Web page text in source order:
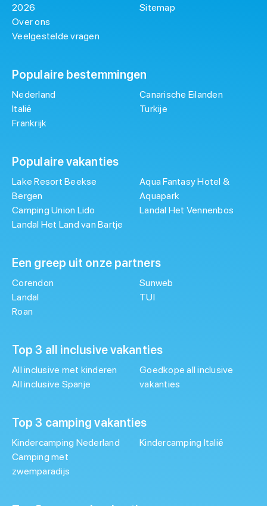
2026
Over ons
Veelgestelde vragen
Sitemap
Populaire bestemmingen
Nederland
Italië
Frankrijk
Canarische Eilanden
Turkije
Populaire vakanties
Lake Resort Beekse
Bergen
Camping Union Lido
Landal Het Land van Bartje
Aqua Fantasy Hotel &
Aquapark
Landal Het Vennenbos
Een greep uit onze partners
Corendon
Landal
Roan
Sunweb
TUI
Top 3 all inclusive vakanties
All inclusive met kinderen
All inclusive Spanje
Goedkope all inclusive
vakanties
Top 3 camping vakanties
Kindercamping Nederland
Camping met
zwemparadijs
Kindercamping Italië